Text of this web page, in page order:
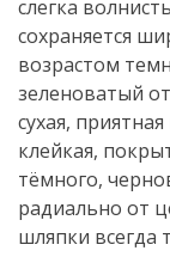
слегка
сохраняется
возрастом
зеленоватый
сухая,
клейкая,
тёмного,
радиально от
шляпки всегда